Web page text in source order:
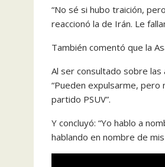
“No sé si hubo traición,
reaccionó la de Irán. Le
También comentó que la
Al ser consultado sobre
“Pueden expulsarme, pero
partido PSUV”.
Y concluyó: “Yo hablo a
hablando en nombre de